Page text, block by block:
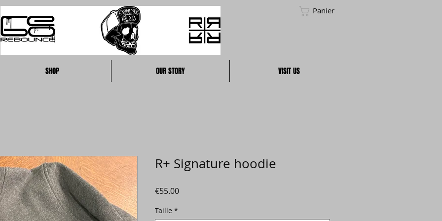
Panier
SHOP OUR STORY VISIT US
R+ Signature hoodie
€55.00Prix
Taille *